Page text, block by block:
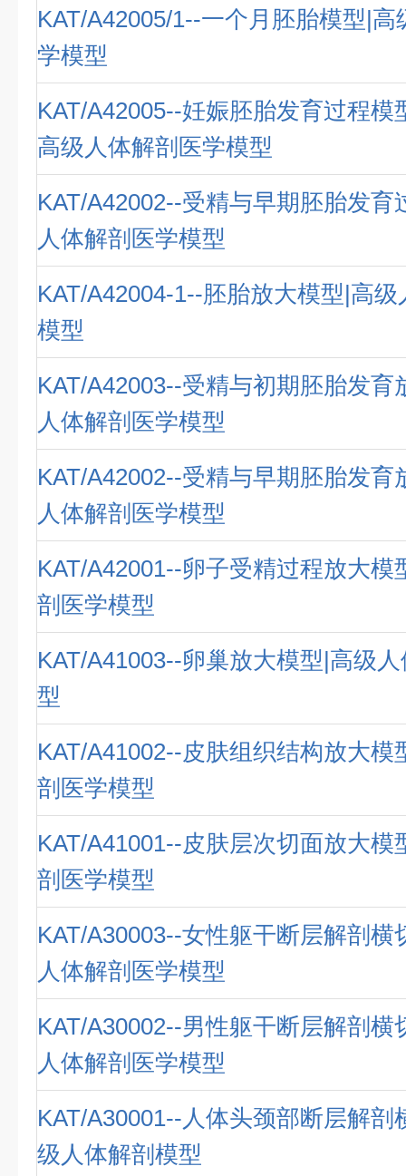
KAT/A42005/1--一个月胚胎模型|高
学模型
KAT/A42005--妊娠胚胎发育过程模
高级人体解剖医学模型
KAT/A42002--受精与早期胚胎发育
人体解剖医学模型
KAT/A42004-1--胚胎放大模型|高
模型
KAT/A42003--受精与初期胚胎发育
人体解剖医学模型
KAT/A42002--受精与早期胚胎发育
人体解剖医学模型
KAT/A42001--卵子受精过程放大模
剖医学模型
KAT/A41003--卵巢放大模型|高级
型
KAT/A41002--皮肤组织结构放大模
剖医学模型
KAT/A41001--皮肤层次切面放大模
剖医学模型
KAT/A30003--女性躯干断层解剖横
人体解剖医学模型
KAT/A30002--男性躯干断层解剖横
人体解剖医学模型
KAT/A30001--人体头颈部断层解剖
级人体解剖模型